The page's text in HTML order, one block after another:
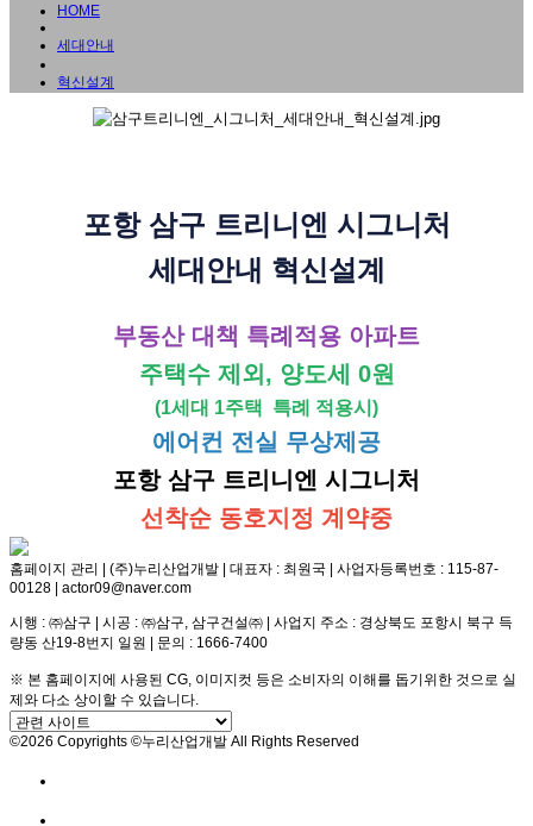
HOME
세대안내
혁신설계
포항 삼구 트리니엔 시그니처
세대안내 혁신설계
부동산 대책 특례적용 아파트
주택수 제외, 양도세 0원
(1세대 1주택 특례 적용시)
에어컨 전실 무상제공
포항 삼구 트리니엔 시그니처
선착순 동호지정 계약중
홈페이지 관리 | (주)누리산업개발 | 대표자 : 최원국 | 사업자등록번호 : 115-87-
00128 | actor09@naver.com
시행 : ㈜삼구 | 시공 : ㈜삼구, 삼구건설㈜ | 사업지 주소 : 경상북도 포항시 북구 득
량동 산19-8번지 일원 | 문의 : 1666-7400
※ 본 홈페이지에 사용된 CG, 이미지컷 등은 소비자의 이해를 돕기위한 것으로 실
제와 다소 상이할 수 있습니다.
©2026 Copyrights ©누리산업개발 All Rights Reserved